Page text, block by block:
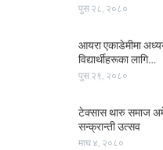
पुस २८, २०८०
आयरा एकाडेमीमा
विद्यार्थीहरूका लागि…
पुस २९, २०८०
टेक्सास थारु समाज
सन्क्रान्ती उत्सव
माघ ४, २०८०